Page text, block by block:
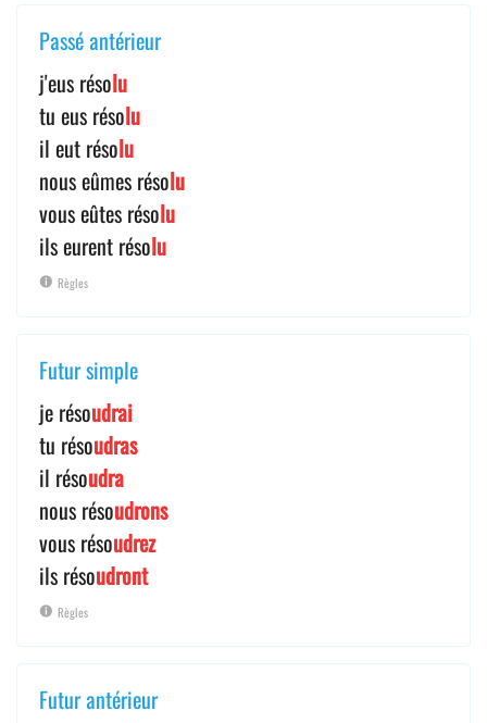
Passé antérieur
j'eus résolu
tu eus résolu
il eut résolu
nous eûmes résolu
vous eûtes résolu
ils eurent résolu
Règles
Futur simple
je résoudrai
tu résoudras
il résoudra
nous résoudrons
vous résoudrez
ils résoudront
Règles
Futur antérieur